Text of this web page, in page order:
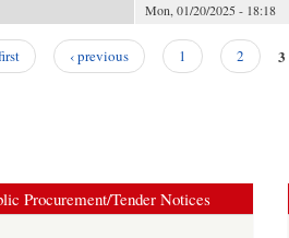
Mon, 01/20/2025 - 18:18
‹ previous 1 2 3
Procurement/Tender Notices